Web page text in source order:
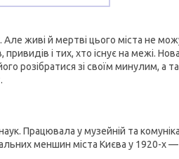
Але живі й мертві цього міста не
і тих, хто існує на межі.
розібратися зі своїм минулим, а
Працювала у музейній та
меншин міста Києва у 1920-х